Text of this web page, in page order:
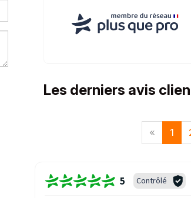
Les derniers avis
« 1
5 Contrôlé